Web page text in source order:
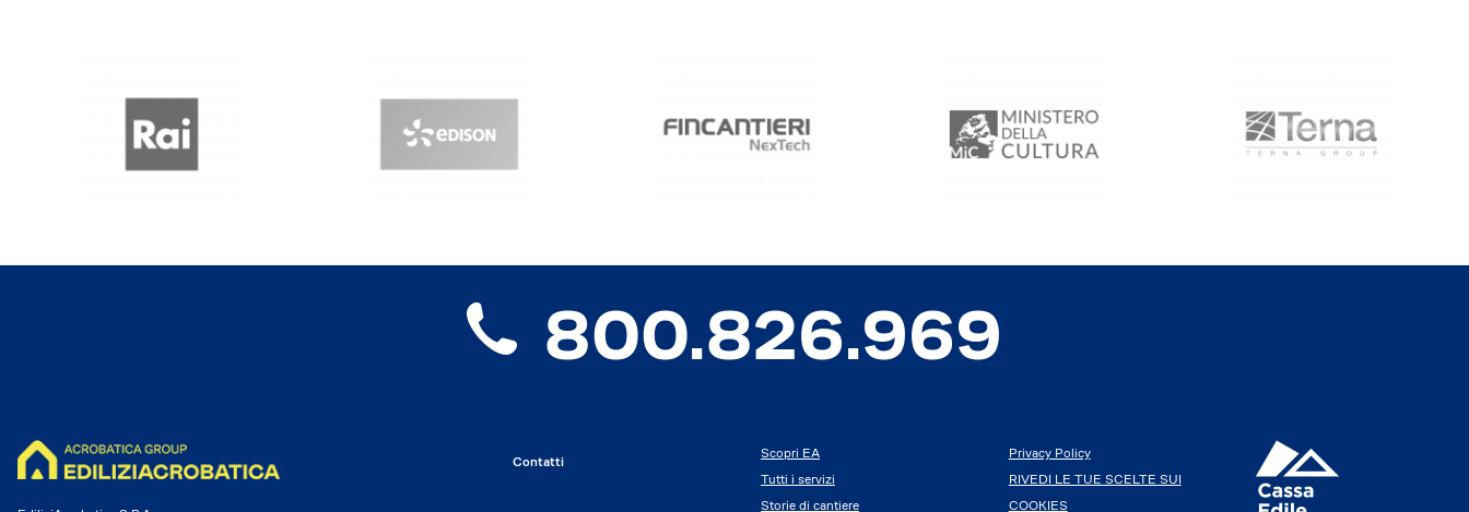
800.826.969
Contatti
Scopri EA
Tutti i servizi
Storie di cantiere
Privacy Policy
RIVEDI LE TUE SCELTE SUI
COOKIES